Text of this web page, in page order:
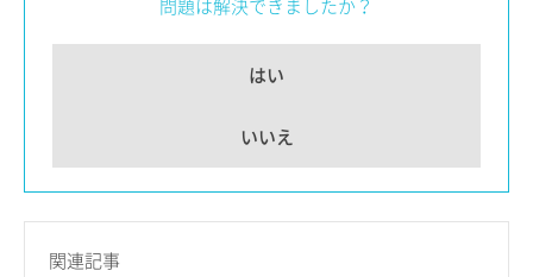
問題は解決できましたか？
はい
いいえ
関連記事